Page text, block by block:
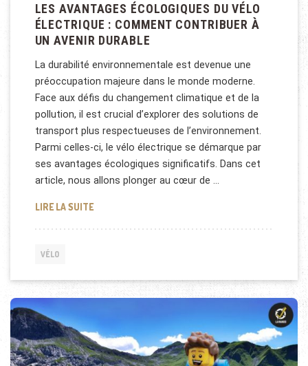
LES AVANTAGES ÉCOLOGIQUES DU VÉLO
ÉLECTRIQUE : COMMENT CONTRIBUER À
UN AVENIR DURABLE
La durabilité environnementale est devenue une
préoccupation majeure dans le monde moderne.
Face aux défis du changement climatique et de la
pollution, il est crucial d’explorer des solutions de
transport plus respectueuses de l’environnement.
Parmi celles-ci, le vélo électrique se démarque par
ses avantages écologiques significatifs. Dans cet
article, nous allons plonger au cœur de …
LIRE LA SUITELES AVANTAGES ÉCOLOGIQUES DU VÉLO
VÉLO